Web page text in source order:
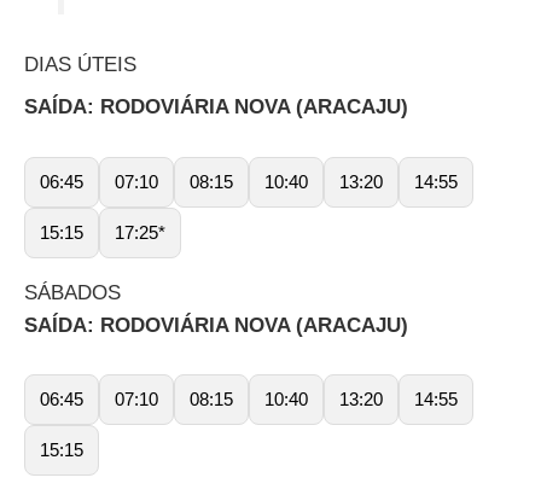
DIAS ÚTEIS
SAÍDA: RODOVIÁRIA NOVA (ARACAJU)
06:45 07:10 08:15 10:40 13:20 14:55
15:15 17:25*
SÁBADOS
SAÍDA: RODOVIÁRIA NOVA (ARACAJU)
06:45 07:10 08:15 10:40 13:20 14:55
15:15